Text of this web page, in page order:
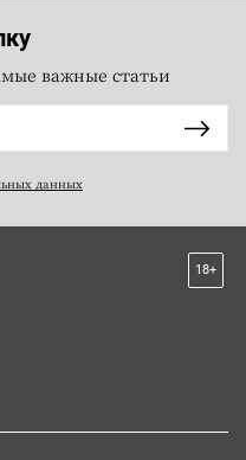
важные статьи
данных
18+